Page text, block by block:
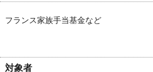
フランス家族手当基金など
対象者